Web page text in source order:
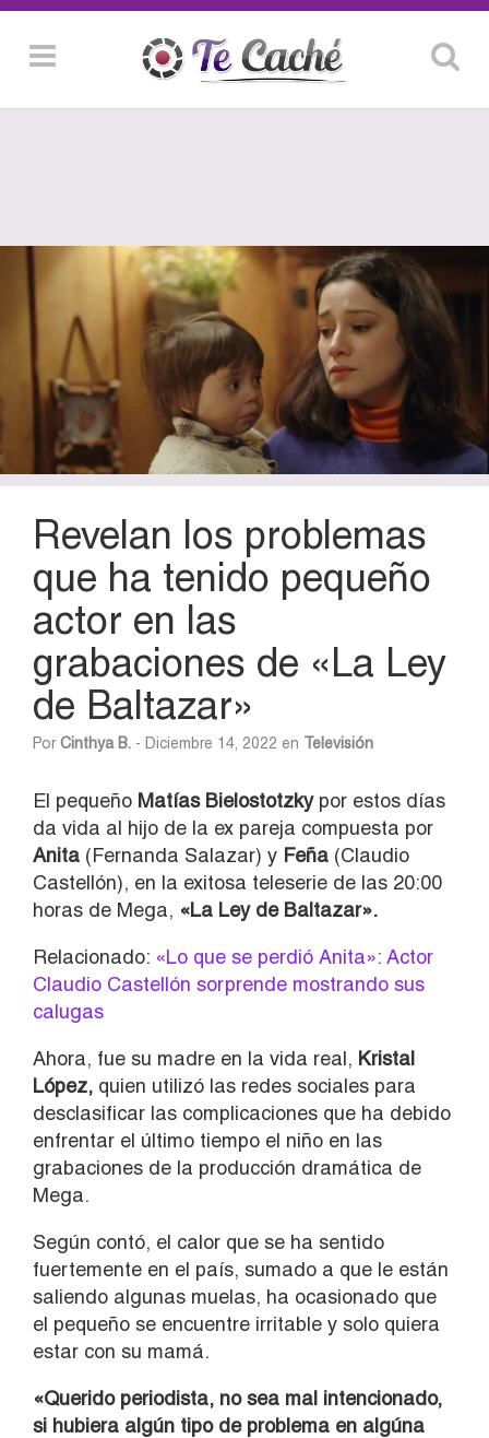
Revelan los problemas
que ha tenido pequeño
actor en las
grabaciones de «La Ley
de Baltazar»
PorCinthya B. - Diciembre 14, 2022 en Televisión
El pequeño Matías Bielostotzky por estos días
da vida al hijo de la ex pareja compuesta por
Anita (Fernanda Salazar) y Feña (Claudio
Castellón), en la exitosa teleserie de las 20:00
horas de Mega, «La Ley de Baltazar».
Relacionado: «Lo que se perdió Anita»: Actor
Claudio Castellón sorprende mostrando sus
calugas
Ahora, fue su madre en la vida real, Kristal
López, quien utilizó las redes sociales para
desclasificar las complicaciones que ha debido
enfrentar el último tiempo el niño en las
grabaciones de la producción dramática de
Mega.
Según contó, el calor que se ha sentido
fuertemente en el país, sumado a que le están
saliendo algunas muelas, ha ocasionado que
el pequeño se encuentre irritable y solo quiera
estar con su mamá.
«Querido periodista, no sea mal intencionado,
si hubiera algún tipo de problema en algúna